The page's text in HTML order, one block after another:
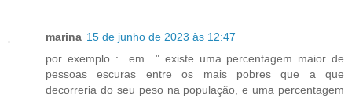
marina 15 de junho de 2023 às 12:47
por exemplo : em " existe uma percentagem maior de
pessoas escuras entre os mais pobres que a que
decorreria do seu peso na população, e uma percentagem